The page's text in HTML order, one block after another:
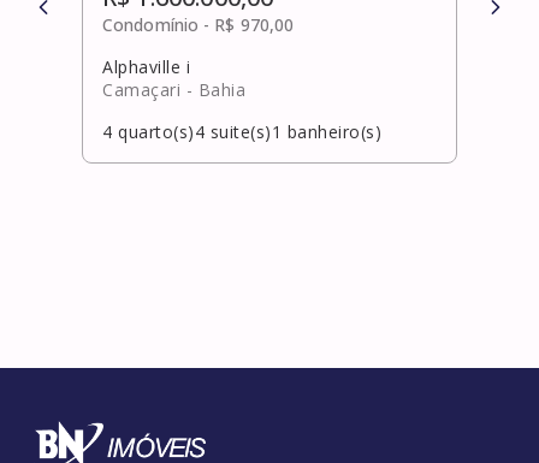
Condomínio - R$ 970,00
Alphaville i
Camaçari - Bahia
4 quarto(s)4 suite(s)1 banheiro(s)